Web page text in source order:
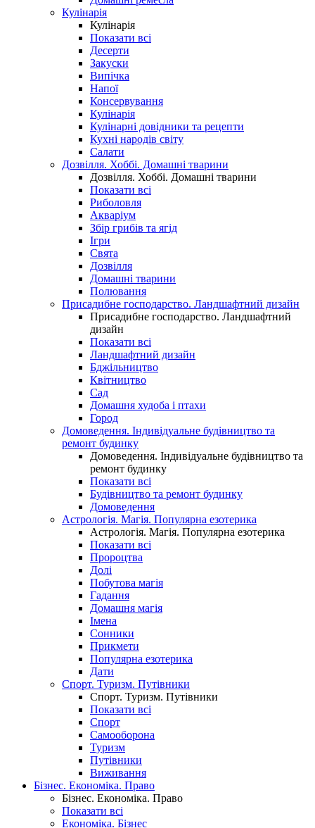
Кулінарія
Кулінарія
Показати всі
Десерти
Закуски
Випічка
Напої
Консервування
Кулінарія
Кулінарні довідники та рецепти
Кухні народів світу
Салати
Дозвілля. Хоббі. Домашні тварини
Дозвілля. Хоббі. Домашні тварини
Показати всі
Риболовля
Акваріум
Збір грибів та ягід
Ігри
Свята
Дозвілля
Домашні тварини
Полювання
Присадибне господарство. Ландшафтний дизайн
Присадибне господарство. Ландшафтний
дизайн
Показати всі
Ландшафтний дизайн
Бджільництво
Квітництво
Сад
Домашня худоба і птахи
Город
Домоведення. Індивідуальне будівництво та
ремонт будинку
Домоведення. Індивідуальне будівництво та
ремонт будинку
Показати всі
Будівництво та ремонт будинку
Домоведення
Астрологія. Магія. Популярна езотерика
Астрологія. Магія. Популярна езотерика
Показати всі
Пророцтва
Долі
Побутова магія
Гадання
Домашня магія
Імена
Сонники
Прикмети
Популярна езотерика
Дати
Спорт. Туризм. Путівники
Спорт. Туризм. Путівники
Показати всі
Спорт
Самооборона
Туризм
Путівники
Виживання
Бізнес. Економіка. Право
Бізнес. Економіка. Право
Показати всі
Економіка. Бізнес